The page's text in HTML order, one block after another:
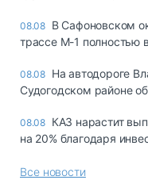
08.08 В Сафоновском
трассе М-1 полностью
08.08 На автодороге
Судогодском районе
08.08 КАЗ нарастит
на 20% благодаря
Все новости